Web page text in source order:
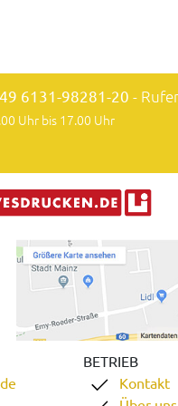
6131-98281-20 -
Uhr bis 17.00 Uhr
BETRIEB
Kontakt